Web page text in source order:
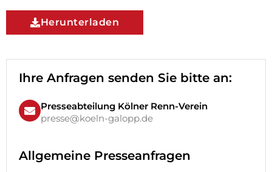
Herunterladen
Ihre Anfragen senden Sie bitte an:
Presseabteilung Kölner Renn-Verein
presse@koeln-galopp.de
Allgemeine Presseanfragen